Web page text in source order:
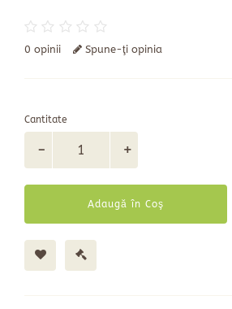
0 opinii Spune-ţi opinia
Cantitate
Adaugă în Coş